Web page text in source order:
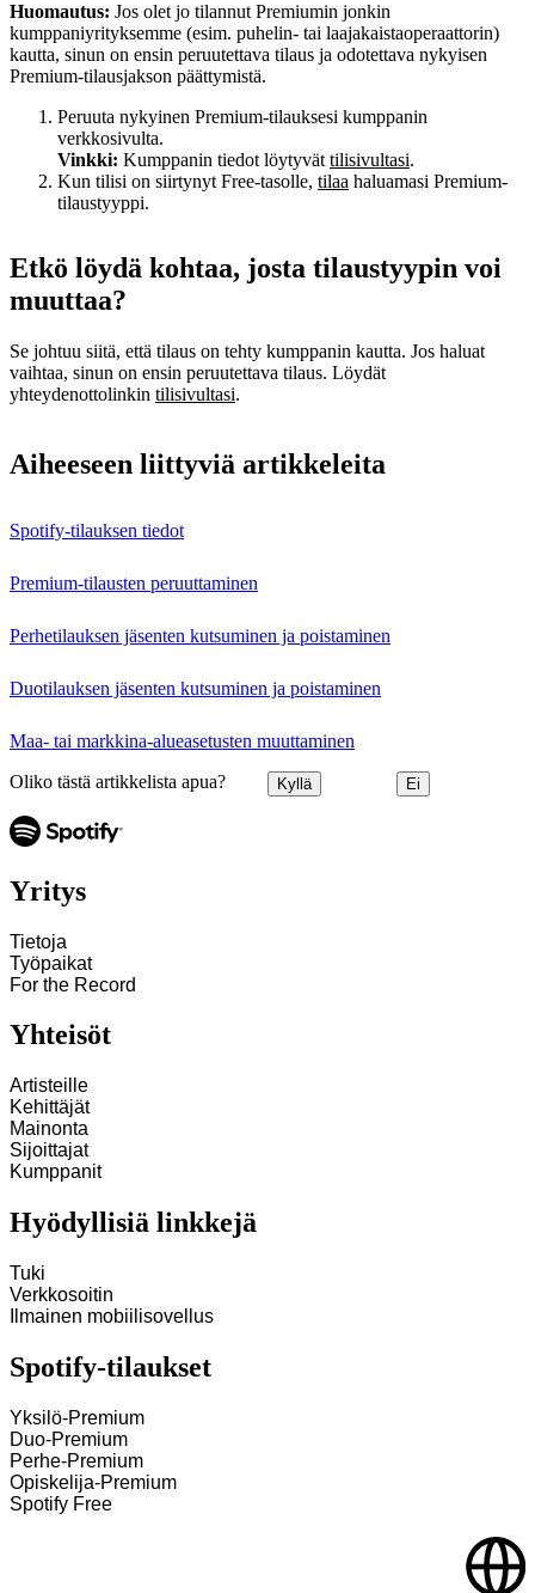
Huomautus: Jos olet jo tilannut Premiumin jonkin
kumppaniyrityksemme (esim. puhelin‑ tai laajakaistaoperaattorin)
kautta, sinun on ensin peruutettava tilaus ja odotettava nykyisen
Premium-tilausjakson päättymistä.
Peruuta nykyinen Premium-tilauksesi kumppanin
verkkosivulta.
Vinkki: Kumppanin tiedot löytyvät tilisivultasi.
Kun tilisi on siirtynyt Free-tasolle, tilaa haluamasi Premium-
tilaustyyppi.
Etkö löydä kohtaa, josta tilaustyypin voi
muuttaa?
Se johtuu siitä, että tilaus on tehty kumppanin kautta. Jos haluat
vaihtaa, sinun on ensin peruutettava tilaus. Löydät
yhteydenottolinkin tilisivultasi.
Aiheeseen liittyviä artikkeleita
Spotify-tilauksen tiedot
Premium-tilausten peruuttaminen
Perhetilauksen jäsenten kutsuminen ja poistaminen
Duotilauksen jäsenten kutsuminen ja poistaminen
Maa- tai markkina-alueasetusten muuttaminen
Oliko tästä artikkelista apua? Kyllä Ei
Yritys
Tietoja
Työpaikat
For the Record
Yhteisöt
Artisteille
Kehittäjät
Mainonta
Sijoittajat
Kumppanit
Hyödyllisiä linkkejä
Tuki
Verkkosoitin
Ilmainen mobiilisovellus
Spotify-tilaukset
Yksilö-Premium
Duo-Premium
Perhe-Premium
Opiskelija-Premium
Spotify Free